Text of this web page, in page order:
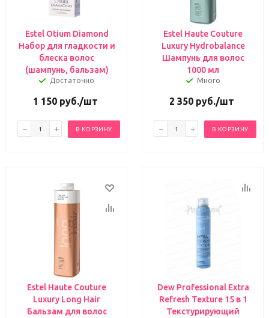
Estel Otium Diamond
Набор для гладкости и
блеска волос
(шампунь, бальзам)
Достаточно
1 150 руб./шт
В КОРЗИНУ
Estel Haute Couture
Luxury Hydrobalance
Шампунь для волос
1000 мл
Много
2 350 руб./шт
В КОРЗИНУ
Estel Haute Couture
Luxury Long Hair
Бальзам для волос
Dew Professional Extra
Refresh Texture 15 в 1
Текстурирующий